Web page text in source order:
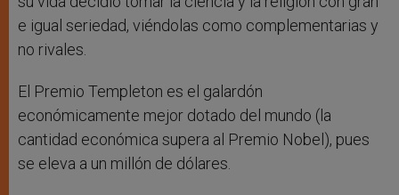
e igual seriedad, viéndolas como complementarias y
no rivales.
El Premio Templeton es el galardón
económicamente mejor dotado del mundo (la
cantidad económica supera al Premio Nobel), pues
se eleva a un millón de dólares.